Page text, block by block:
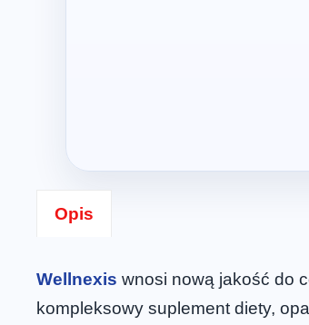
Opis
Wellnexis wnosi nową jakość do
kompleksowy suplement diety,